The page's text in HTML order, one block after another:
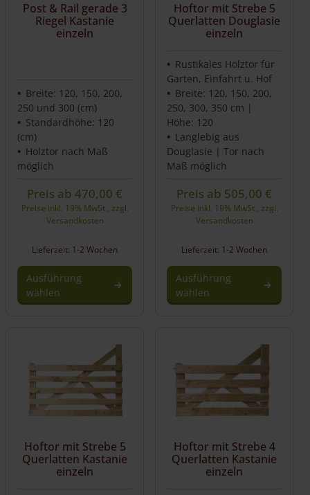
Post & Rail gerade 3
Riegel Kastanie
einzeln
Breite: 120, 150, 200,
250 und 300 (cm)
Standardhöhe: 120
(cm)
Holztor nach Maß
möglich
Preis ab 470,00 €
Preise inkl. 19% MwSt., zzgl.
Versandkosten
Lieferzeit: 1-2 Wochen
Ausführung
wählen
Hoftor mit Strebe 5
Querlatten Douglasie
einzeln
Rustikales Holztor für
Garten, Einfahrt u. Hof
Breite: 120, 150, 200,
250, 300, 350 cm |
Höhe: 120
Langlebig aus
Douglasie | Tor nach
Maß möglich
Preis ab 505,00 €
Preise inkl. 19% MwSt., zzgl.
Versandkosten
Lieferzeit: 1-2 Wochen
Ausführung
wählen
Hoftor mit Strebe 5
Querlatten Kastanie
einzeln
Hoftor mit Strebe 4
Querlatten Kastanie
einzeln